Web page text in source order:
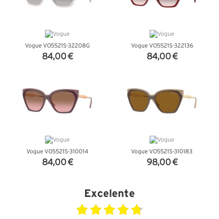
Vogue VO5521S-32208G
84,00 €
Vogue VO5521S-322136
84,00 €
Vogue VO5521S-310014
84,00 €
Vogue VO5521S-310183
98,00 €
Excelente